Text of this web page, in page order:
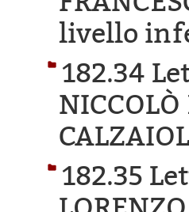
livello
182.34
NICCOLÒ
182.35